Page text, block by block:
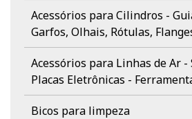
Acessórios para Cilindros -
Garfos, Olhais, Rótulas,
Acessórios para Linhas de Ar -
Placas Eletrônicas -
Bicos para limpeza